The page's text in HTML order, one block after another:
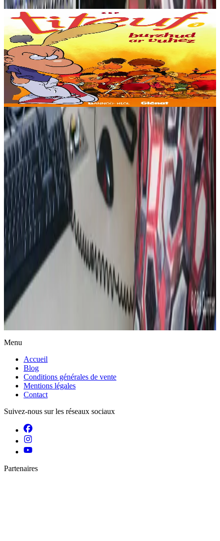
Bannoù-heol
Le Miracle de la vie
Il paraît que tout est déjà écrit... si on sera blond, roux, gros, avec les
oreilles décollées ou nul en maths. Même déjà quand on est
spermatozoïde, c'est tout...
En stock
9,53 €
Voir
Acheter
Actualités
Menu
Accueil
Blog
Conditions générales de vente
Mentions légales
Contact
Suivez-nous sur les réseaux sociaux
Partenaires